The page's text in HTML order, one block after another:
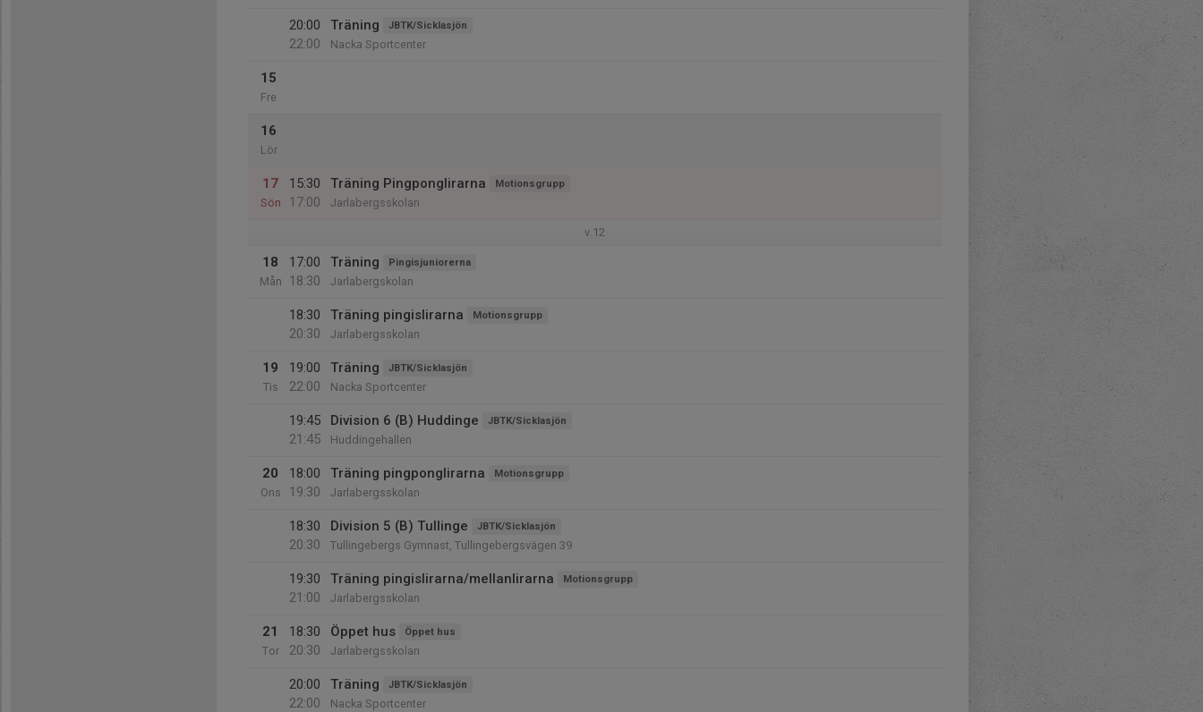
20:00
22:00
Träning JBTK/Sicklasjön
Nacka Sportcenter
15
Fre
16
Lör
17
Sön
15:30
17:00
Träning Pingponglirarna Motionsgrupp
Jarlabergsskolan
v.12
18
Mån
17:00
18:30
Träning Pingisjuniorerna
Jarlabergskolan
18:30
20:30
Träning pingislirarna Motionsgrupp
Jarlabergsskolan
19
Tis
19:00
22:00
Träning JBTK/Sicklasjön
Nacka Sportcenter
19:45
21:45
Division 6 (B) Huddinge JBTK/Sicklasjön
Huddingehallen
20
Ons
18:00
19:30
Träning pingponglirarna Motionsgrupp
Jarlabergsskolan
18:30
20:30
Division 5 (B) Tullinge JBTK/Sicklasjön
Tullingebergs Gymnast, Tullingebergsvägen 39
19:30
21:00
Träning pingislirarna/mellanlirarna Motionsgrupp
Jarlabergsskolan
21
Tor
18:30
20:30
Öppet hus Öppet hus
Jarlabergsskolan
20:00
22:00
Träning JBTK/Sicklasjön
Nacka Sportcenter